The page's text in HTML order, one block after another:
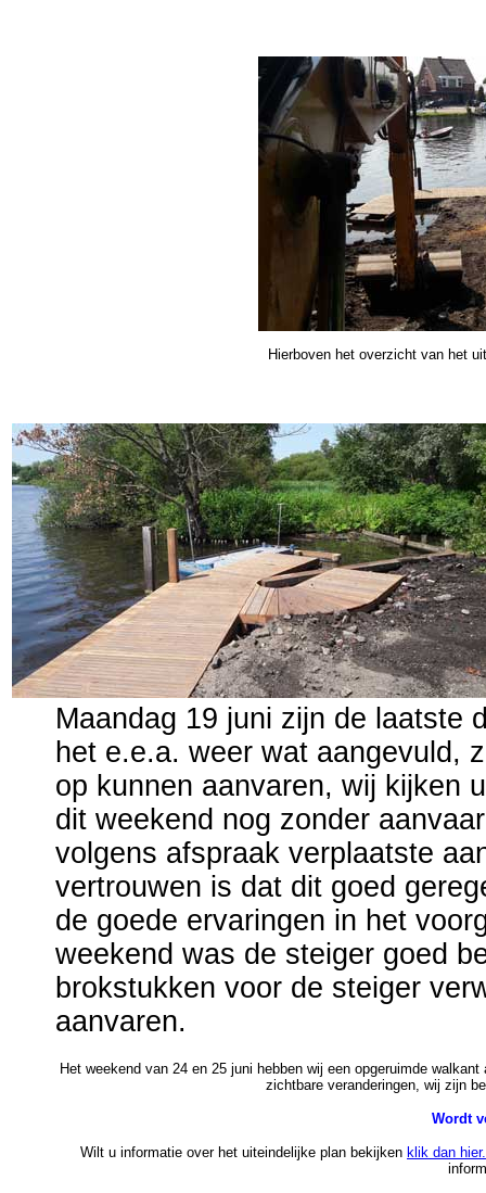
Hierboven het overzicht van het
Maandag 19 juni zijn de laatste
het e.e.a. weer wat aangevuld,
op kunnen aanvaren, wij kijken
dit weekend nog zonder
volgens afspraak verplaatste
vertrouwen is dat dit goed
de goede ervaringen in het
weekend was de steiger goed
brokstukken voor de steiger
aanvaren.
Het weekend van 24 en 25 juni hebben wij een opgeruimde
zichtbare veranderingen, wij zijn
Wordt
Wilt u informatie over het uiteindelijke plan bekijken klik dan